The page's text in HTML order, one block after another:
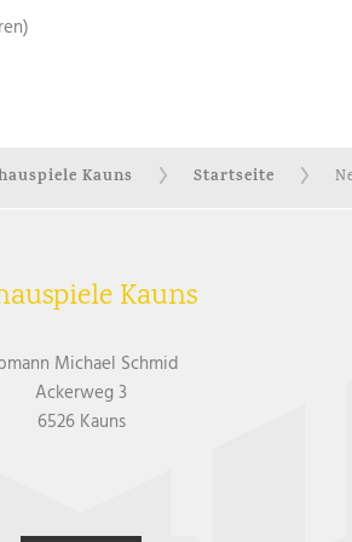
Kauns Startseite
Kauns
Michael Schmid
Ackerweg 3
6526 Kauns